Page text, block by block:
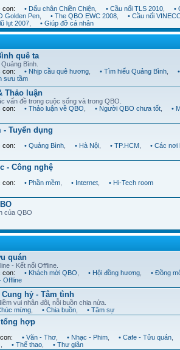
con: • Dấu chân Chiền Chiện • Cầu nối TLS 2010 •
Golden Pen
• The QBO EWC 2008 • Cầu nối
lụt 2007
• Giúp đỡ cá nhân
quê ta
Bình.
con:
• Nhịp cầu quê hương • Tìm hiểu Quảng Bình
sưu tầm
Thảo luận
vấn đề trong cuộc sống và trong QBO.
con:
• Thảo luận về QBO • Người QBO chưa tốt •
- Tuyển dụng
con: • Quảng Bình • Hà Nội • TP.HCM • Các nơi
- Công nghệ
con: • Phần mềm • Internet • Hi-Tech room
của QBO
quán
- Kết nối Offline.
con:
• Khách mời QBO • Hội đồng hương • Đồng
Offline
Cung hỷ - Tâm tình
vui nhân đôi, nỗi buồn chia nửa.
mừng • Chia buồn • Tâm sự
hợp
• Văn - Thơ • Nhạc - Phim • Cafe - Tửu quán
• Thể thao • Thư giãn